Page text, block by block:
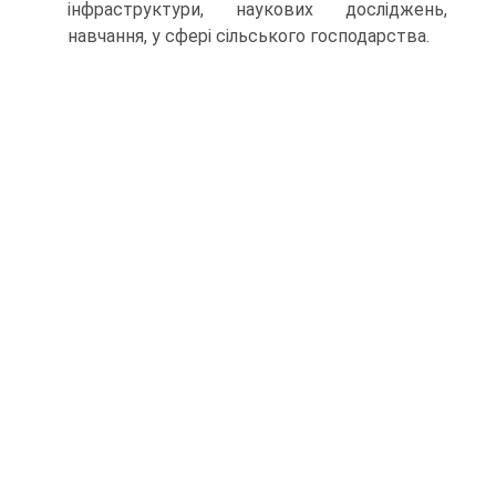
інфраструктури, наукових досліджень,
навчання, у сфері сільського господарства.